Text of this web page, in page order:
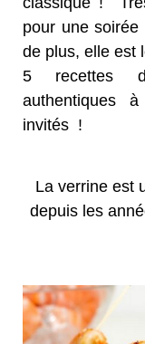
pour une
de plus, elle est
5 recettes
authentiques
invités !
La verrine est
depuis les